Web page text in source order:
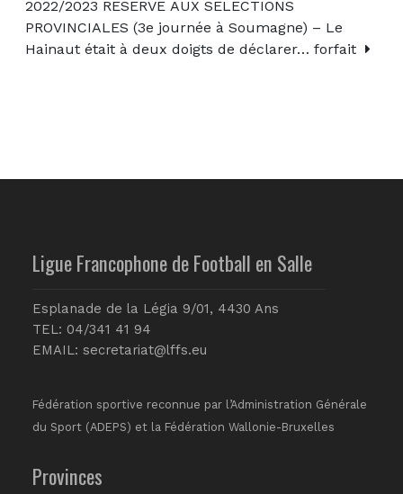
2022/2023 RESERVE AUX SELECTIONS
PROVINCIALES (3e journée à Soumagne) – Le
Hainaut était à deux doigts de déclarer… forfait
Ligue Francophone de Football en Salle
Esplanade de la Légia 9/01, 4430 Ans
TEL: 04/341 41 94
EMAIL: secretariat@lffs.eu
Fédération sportive reconnue par l’Administration Générale
du Sport (ADEPS) et la Fédération Wallonie-Bruxelles
Provinces